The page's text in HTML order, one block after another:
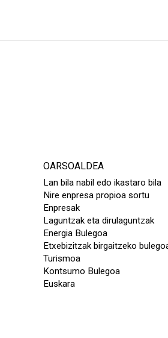
OARSOALDEA
Lan bila nabil edo ikastaro bila
Nire enpresa propioa sortu
Enpresak
Laguntzak eta dirulaguntzak
Energia Bulegoa
Etxebizitzak birgaitzeko
Turismoa
Kontsumo Bulegoa
Euskara